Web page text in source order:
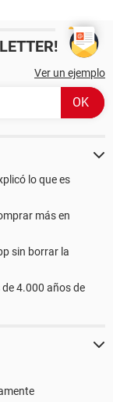
Ver un ejemplo
lo que es
más en
sin borrar la
4.000 años de